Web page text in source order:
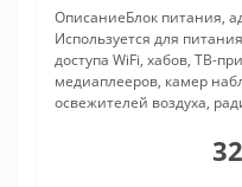
ОписаниеБлок питания,
Используется для
доступа WiFi, хабов, ТВ-
медиаплееров, камер
освежителей воздуха,